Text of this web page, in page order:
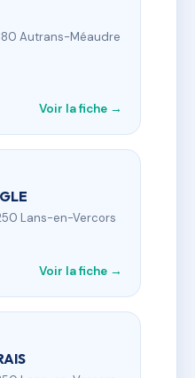
Autrans-Méaudre
Voir la fiche →
Lans-en-Vercors
Voir la fiche →